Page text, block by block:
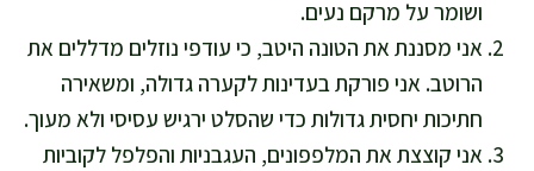
ושומר על מרקם נעים.
אני מסננת את הטונה היטב, כי עודפי נוזלים מדללים את
הרוטב. אני פורקת בעדינות לקערה גדולה, ומשאירה
חתיכות יחסית גדולות כדי שהסלט ירגיש עסיסי ולא מעוך.
אני קוצצת את המלפפונים, העגבניות והפלפל לקוביות